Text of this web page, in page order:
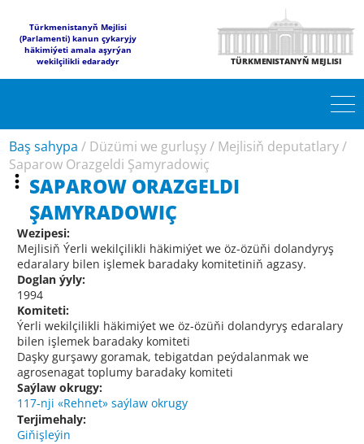
Türkmenistanyň Mejlisi
(Parlamenti) kanun çykaryjy
häkimiýeti amala aşyrýan
wekilçilikli edaradyr
TÜRKMENISTANYŇ MEJLISI
Baş sahypa / Düzümi we gurluşy/ Mejlisiň deputatlary/
Saparow Orazgeldi Şamyradowiç
SAPAROW ORAZGELDI
ŞAMYRADOWIÇ
Wezipesi:
Mejlisiň Ýerli wekilçilikli häkimiýet we öz-özüňi dolandyryş
edaralary bilen işlemek baradaky komitetiniň agzasy.
Doglan ýyly:
1994
Komiteti:
Ýerli wekilçilikli häkimiýet we öz-özüňi dolandyryş edaralary
bilen işlemek baradaky komiteti
Daşky gurşawy goramak, tebigatdan peýdalanmak we
agrosenagat toplumy baradaky komiteti
Saýlaw okrugy:
117-nji «Rehnet» saýlaw okrugy
Terjimehaly:
Giňişleýin